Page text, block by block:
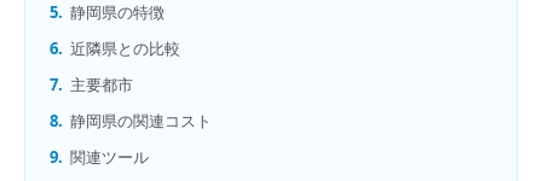
5. 静岡県の特徴
6. 近隣県との比較
7. 主要都市
8. 静岡県の関連コスト
9. 関連ツール